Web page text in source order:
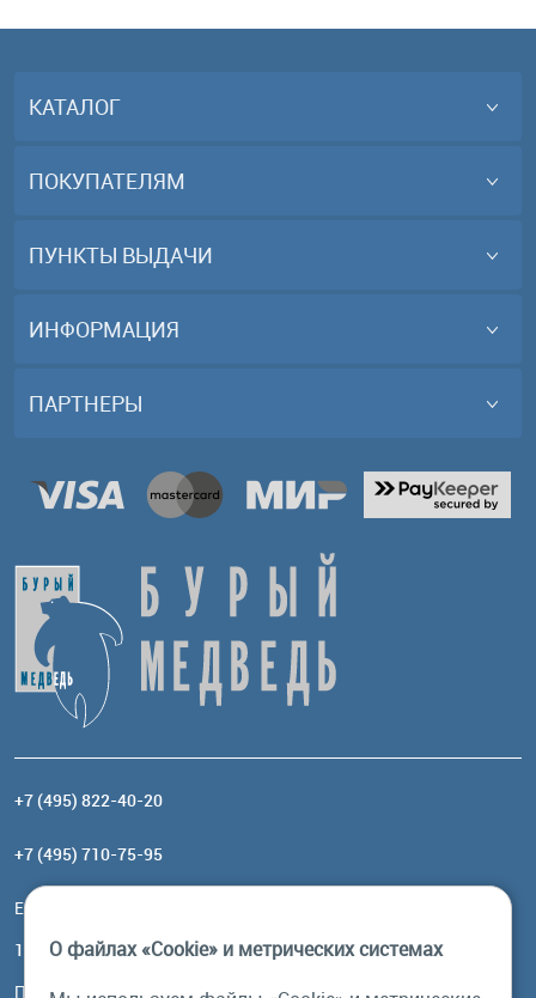
КАТАЛОГ
ПОКУПАТЕЛЯМ
ПУНКТЫ ВЫДАЧИ
ИНФОРМАЦИЯ
ПАРТНЕРЫ
+7 (495) 822-40-20
+7 (495) 710-75-95
Email:
117485, Москва, ул. Профсоюзная, 84/32, корп 1
Посмотреть на карте
О файлах «Cookie» и метрических системах